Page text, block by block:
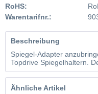
RoHS:
Warentarifnr.:
Beschreibung
Spiegel-Adapter
Topdrive Spiegelhaltern.
Ähnliche Artikel